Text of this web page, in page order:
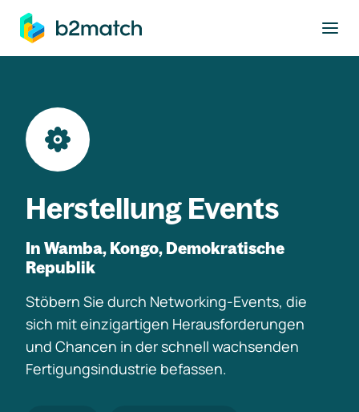
springen
Herstellung Events
In Wamba, Kongo, Demokratische
Republik
Stöbern Sie durch Networking-Events, die
sich mit einzigartigen Herausforderungen
und Chancen in der schnell wachsenden
Fertigungsindustrie befassen.